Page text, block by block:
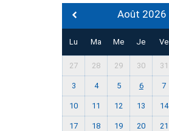
Août 2026
Lu Ma Me Je Ve
27 28 29 30 31
3 4 5 6 7
10 11 12 13 14
17 18 19 20 21